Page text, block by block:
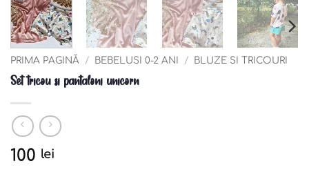
PRIMA PAGINĂ / BEBELUSI 0-2 ANI / BLUZE SI TRICOURI
Set tricou si pantaloni unicorn
100 lei